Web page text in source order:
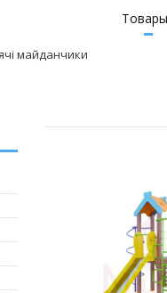
майданчики
Товары